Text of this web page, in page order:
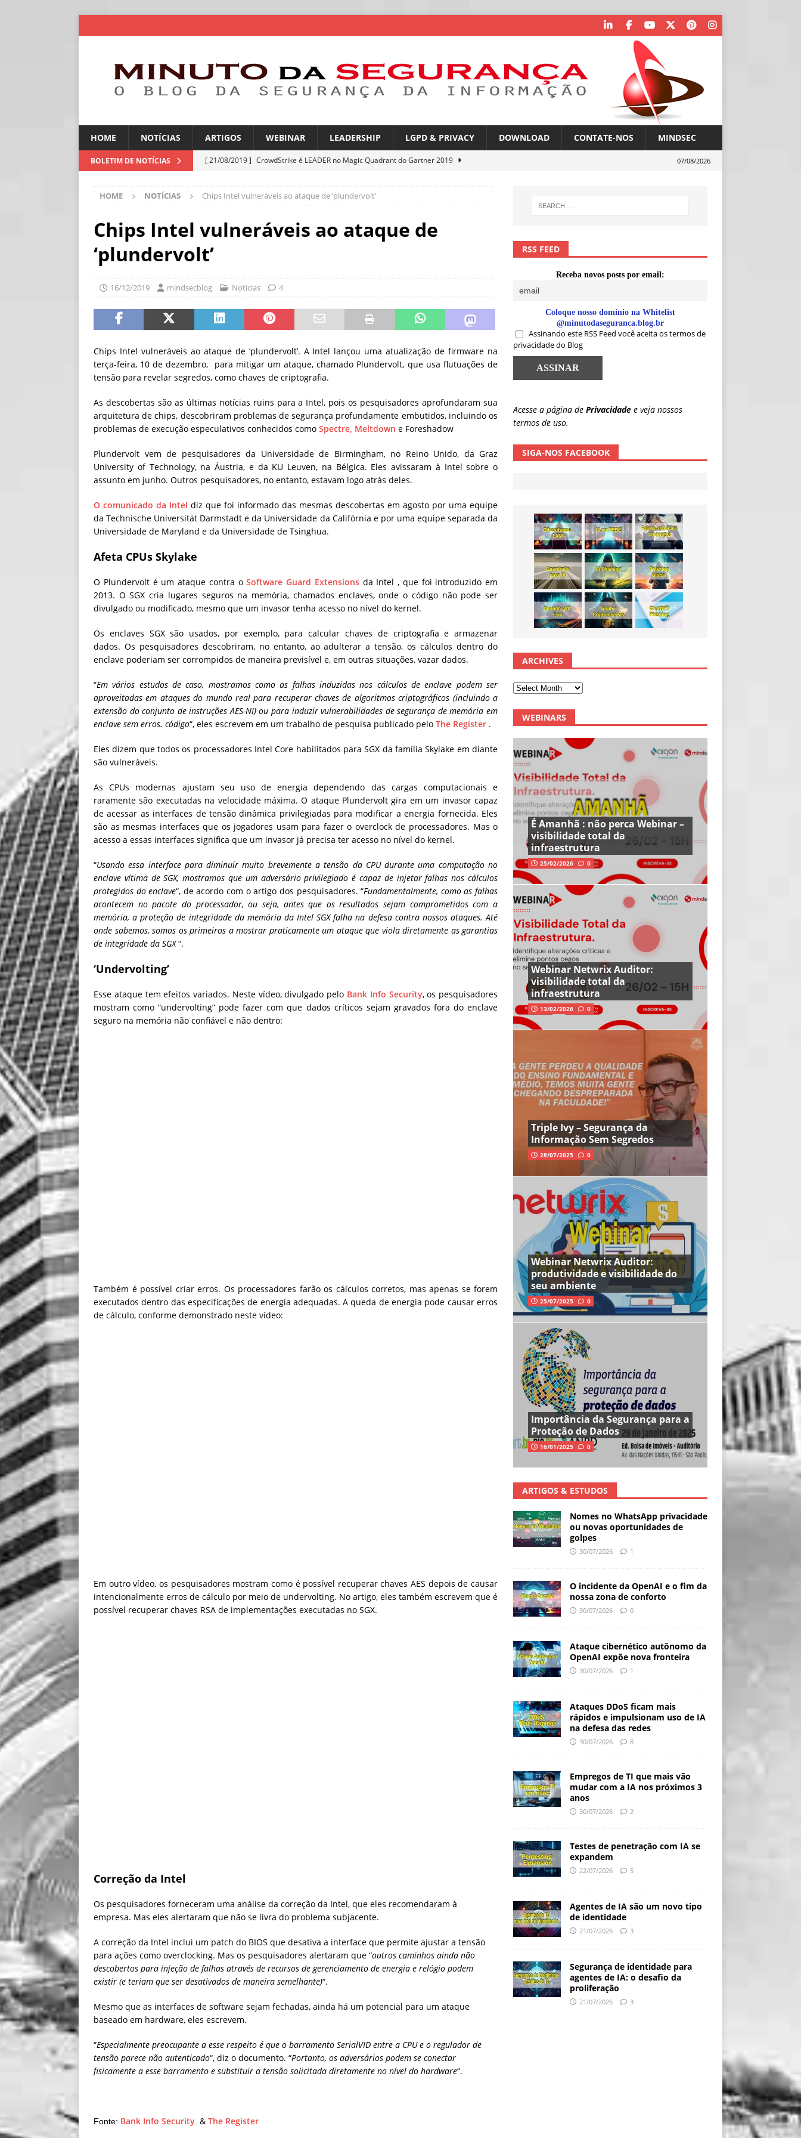
HOME NOTÍCIAS ARTIGOS WEBINAR LEADERSHIP LGPD & PRIVACY DOWNLOAD CONTATE-NOS MINDSEC
BOLETIM DE NOTÍCIAS [ 21/08/2019 ] CrowdStrike é LEADER no Magic Quadrant do Gartner 2019
[ 06/08/2026 ] América Latina é a segunda região mais exposta a ciberameaças
industriais
NOTÍCIAS
IA amplia desafio de segurança e governança nas redes corporativas
[ 06/08/2026 ]
[ 06/08/2026 ]
Sem guardrails, a autonomia da IA se torna um risco
NOTÍCIAS
07/08/2026
HOME NOTÍCIAS Chips Intel vulneráveis ​​ao ataque de ‘plundervolt’
Chips Intel vulneráveis ​​ao ataque de
‘plundervolt’
16/12/2019 mindsecblog Notícias 4
Chips Intel vulneráveis ​​ao ataque de ‘plundervolt’. A Intel lançou uma atualização de firmware na
terça-feira, 10 de dezembro, para mitigar um ataque, chamado Plundervolt, que usa flutuações de
tensão para revelar segredos, como chaves de criptografia.
As descobertas são as últimas notícias ruins para a Intel, pois os pesquisadores aprofundaram sua
arquitetura de chips, descobriram problemas de segurança profundamente embutidos, incluindo os
problemas de execução especulativos conhecidos como Spectre, Meltdown e Foreshadow
Plundervolt vem de pesquisadores da Universidade de Birmingham, no Reino Unido, da Graz
University of Technology, na Áustria, e da KU Leuven, na Bélgica. Eles avissaram à Intel sobre o
assunto em junho. Outros pesquisadores, no entanto, estavam logo atrás deles.
O comunicado da Intel diz que foi informado das mesmas descobertas em agosto por uma equipe
da Technische Universität Darmstadt e da Universidade da Califórnia e por uma equipe separada da
Universidade de Maryland e da Universidade de Tsinghua.
Afeta CPUs Skylake
O Plundervolt é um ataque contra oSoftware Guard Extensionsda Intel , que foi introduzido em
2013. O SGX cria lugares seguros na memória, chamados enclaves, onde o código não pode ser
divulgado ou modificado, mesmo que um invasor tenha acesso no nível do kernel.
Os enclaves SGX são usados, por exemplo, para calcular chaves de criptografia e armazenar
dados. Os pesquisadores descobriram, no entanto, ao adulterar a tensão, os cálculos dentro do
enclave poderiam ser corrompidos de maneira previsível e, em outras situações, vazar dados.
“Em vários estudos de caso, mostramos como as falhas induzidas nos cálculos de enclave podem ser
aproveitadas em ataques do mundo real para recuperar chaves de algoritmos criptográficos (incluindo a
extensão do conjunto de instruções AES-NI) ou para induzir vulnerabilidades de segurança de memória em
enclave sem erros. código“, eles escrevem em um trabalho de pesquisa publicado pelo The Register .
Eles dizem que todos os processadores Intel Core habilitados para SGX da família Skylake em diante
são vulneráveis.
As CPUs modernas ajustam seu uso de energia dependendo das cargas computacionais e
raramente são executadas na velocidade máxima. O ataque Plundervolt gira em um invasor capaz
de acessar as interfaces de tensão dinâmica privilegiadas para modificar a energia fornecida. Eles
são as mesmas interfaces que os jogadores usam para fazer o overclock de processadores. Mas o
acesso a essas interfaces significa que um invasor já precisa ter acesso no nível do kernel.
“Usando essa interface para diminuir muito brevemente a tensão da CPU durante uma computação no
enclave vítima de SGX, mostramos que um adversário privilegiado é capaz de injetar falhas nos cálculos
protegidos do enclave“, de acordo com o artigo dos pesquisadores. “Fundamentalmente, como as falhas
acontecem no pacote do processador, ou seja, antes que os resultados sejam comprometidos com a
memória, a proteção de integridade da memória da Intel SGX falha na defesa contra nossos ataques. Até
onde sabemos, somos os primeiros a mostrar praticamente um ataque que viola diretamente as garantias
de integridade da SGX“.
‘Undervolting’
Esse ataque tem efeitos variados. Neste vídeo, divulgado pelo Bank Info Security, os pesquisadores
mostram como “undervolting” pode fazer com que dados críticos sejam gravados fora do enclave
seguro na memória não confiável e não dentro:
Também é possível criar erros. Os processadores farão os cálculos corretos, mas apenas se forem
executados dentro das especificações de energia adequadas.A queda de energia pode causar erros
de cálculo, conforme demonstrado neste vídeo:
Em outro vídeo, os pesquisadores mostram como é possível recuperar chaves AES depois de causar
intencionalmente erros de cálculo por meio de undervolting. No artigo, eles também escrevem que é
possível recuperar chaves RSA de implementações executadas no SGX.
Correção da Intel
Os pesquisadores forneceram uma análise da correção da Intel, que eles recomendaram à
empresa. Mas eles alertaram que não se livra do problema subjacente.
A correção da Intel inclui um patch do BIOS que desativa a interface que permite ajustar a tensão
para ações como overclocking. Mas os pesquisadores alertaram que “outros caminhos ainda não
descobertos para injeção de falhas através de recursos de gerenciamento de energia e relógio podem
existir (e teriam que ser desativados de maneira semelhante)“.
Mesmo que as interfaces de software sejam fechadas, ainda há um potencial para um ataque
baseado em hardware, eles escrevem.
“Especialmente preocupante a esse respeito é que o barramento SerialVID entre a CPU e o regulador de
tensão parece não autenticado“, diz o documento. “Portanto, os adversários podem se conectar
fisicamente a esse barramento e substituir a tensão solicitada diretamente no nível do hardware“.
Fonte: Bank Info Security & The Register
RSS FEED
Receba novos posts por email:
Coloque nosso domínio na Whitelist
@minutodaseguranca.blog.br
Assinando este RSS Feed você aceita os termos de
privacidade do Blog
Acesse a página de Privacidade e veja nossos
termos de uso.
SIGA-NOS FACEBOOK
ARCHIVES
WEBINARS
É Amanhã : não perca Webinar –
visibilidade total da
infraestrutura
25/02/2026 0
Webinar Netwrix Auditor:
visibilidade total da
infraestrutura
13/02/2026 0
Triple Ivy – Segurança da
Informação Sem Segredos
28/07/2025 0
Webinar Netwrix Auditor:
produtividade e visibilidade do
seu ambiente
25/07/2025 0
Importância da Segurança para a
Proteção de Dados
16/01/2025 0
ARTIGOS & ESTUDOS
Nomes no WhatsApp privacidade
ou novas oportunidades de
golpes
30/07/2026 1
O incidente da OpenAI e o fim da
nossa zona de conforto
30/07/2026 0
Ataque cibernético autônomo da
OpenAI expõe nova fronteira
30/07/2026 1
Ataques DDoS ficam mais
rápidos e impulsionam uso de IA
na defesa das redes
30/07/2026 8
Empregos de TI que mais vão
mudar com a IA nos próximos 3
anos
30/07/2026 2
Testes de penetração com IA se
expandem
22/07/2026 5
Agentes de IA são um novo tipo
de identidade
21/07/2026 3
Segurança de identidade para
agentes de IA: o desafio da
proliferação
21/07/2026 3